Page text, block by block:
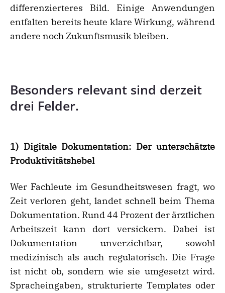
differenzierteres Bild. Einige Anwendungen
entfalten bereits heute klare Wirkung, während
andere noch Zukunftsmusik bleiben.
Besonders relevant sind derzeit
drei Felder.
1) Digitale Dokumentation: Der unterschätzte
Produktivitätshebel
Wer Fachleute im Gesundheitswesen fragt, wo
Zeit verloren geht, landet schnell beim Thema
Dokumentation. Rund 44 Prozent der ärztlichen
Arbeitszeit kann dort versickern. Dabei ist
Dokumentation unverzichtbar, sowohl
medizinisch als auch regulatorisch. Die Frage
ist nicht ob, sondern wie sie umgesetzt wird.
Spracheingaben, strukturierte Templates oder